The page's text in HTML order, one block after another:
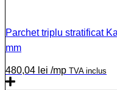
Parchet triplu stratificat
mm
480,04 lei /mp TVA inclus